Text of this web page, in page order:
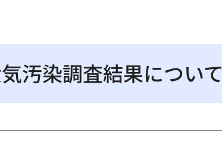
汚染調査結果について